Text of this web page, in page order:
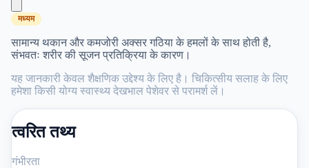
मध्यम
सामान्य थकान और कमजोरी अक्सर गठिया के हमलों के साथ होती है,
संभवतः शरीर की सूजन प्रतिक्रिया के कारण।
यह जानकारी केवल शैक्षणिक उद्देश्य के लिए है। चिकित्सीय सलाह के लिए
हमेशा किसी योग्य स्वास्थ्य देखभाल पेशेवर से परामर्श लें।
त्वरित तथ्य
गंभीरता